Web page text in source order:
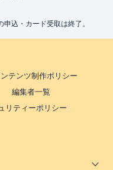
込・カード受取は終了。
ンテンツ制作ポリシー
編集者一覧
リティーポリシー